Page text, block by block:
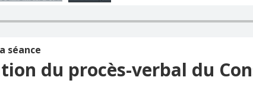
séance
du procès-verbal du